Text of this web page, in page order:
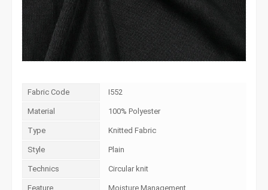
Fabric Code I552
Material 100% Polyester
Type Knitted Fabric
Style Plain
Technics Circular knit
Feature Moisture Management